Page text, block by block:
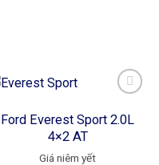
Ford Everest Sport 2.0L
4×2 AT